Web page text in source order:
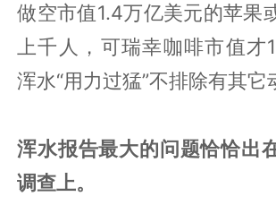
做空市值1.4万亿美元的苹果
上千人，可瑞幸咖啡市值才
浑水“用力过猛”不排除有其它
浑水报告最大的问题恰恰出
调查上。